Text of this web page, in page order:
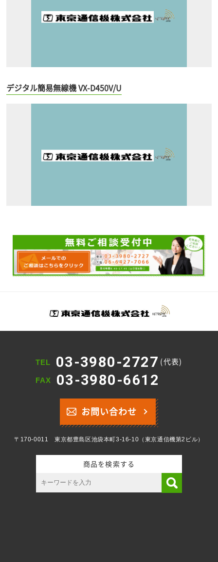
デジタル簡易無線機 VX-D450V/U
TEL 03-3980-2727 (代表)
FAX 03-3980-6612
お問い合わせ
〒170-0011 東京都豊島区池袋本町3-16-10（東京通信機第2ビル）
商品を検索する